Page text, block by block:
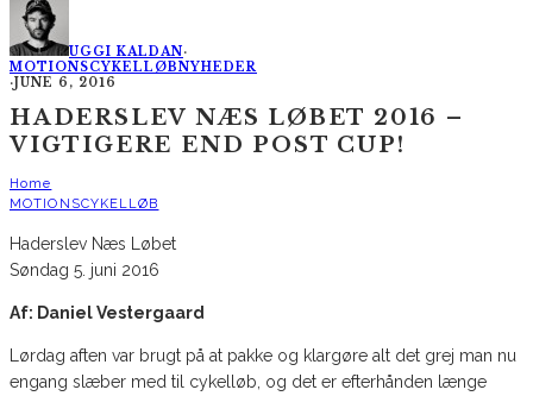
UGGI KALDAN·
MOTIONSCYKELLØBNYHEDER
·JUNE 6, 2016
HADERSLEV NÆS LØBET 2016 –
VIGTIGERE END POST CUP!
Home
MOTIONSCYKELLØB
Haderslev Næs Løbet
Søndag 5. juni 2016
Af: Daniel Vestergaard
Lørdag aften var brugt på at pakke og klargøre alt det grej man nu
engang slæber med til cykelløb, og det er efterhånden længe